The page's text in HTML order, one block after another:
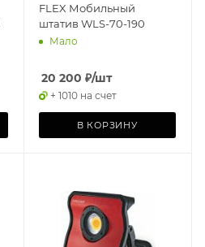
FLEX Мобильный
штатив WLS-70-190
Мало
20 200 ₽/шт
+ 1010 на счет
В КОРЗИНУ